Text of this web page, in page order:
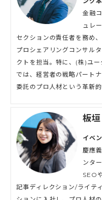
金融
ュレ
セクションの責任者を務め
プロシェアリングコンサル
クトを担当。特に、(株)ユ
では、経営者の戦略パート
委託のプロ人材という革新
板
イベ
慶應
ンタ
SEO
記事ディレクション/ライテ